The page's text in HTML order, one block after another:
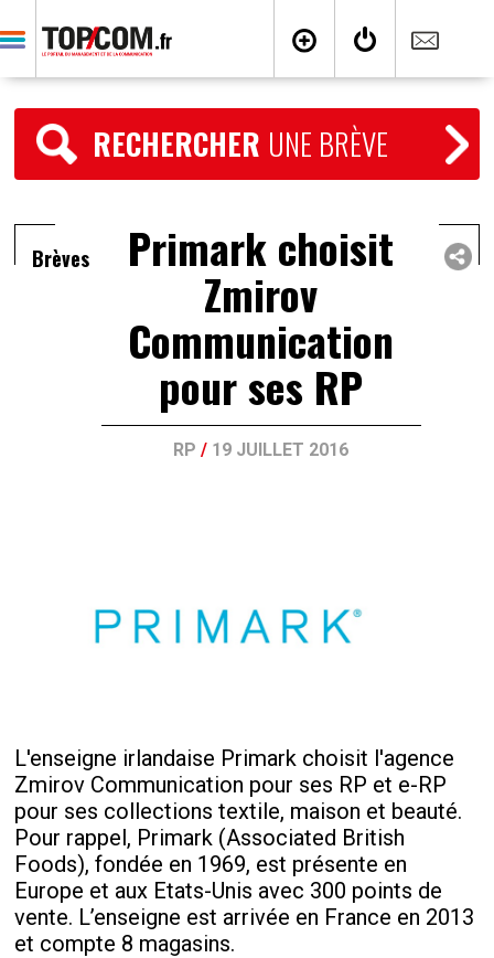
RECHERCHER UNE BRÈVE
Brèves Primark choisit
Zmirov
Communication
pour ses RP
RP / 19 JUILLET 2016
L'enseigne irlandaise Primark choisit l'agence
Zmirov Communication pour ses RP et e-RP
pour ses collections textile, maison et beauté.
Pour rappel, Primark (Associated British
Foods), fondée en 1969, est présente en
Europe et aux Etats-Unis avec 300 points de
vente. L’enseigne est arrivée en France en 2013
et compte 8 magasins.